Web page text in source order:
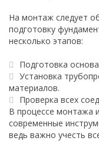
На монтаж следует
подготовку
несколько этапов:
Подготовка
Установка
материалов.
Проверка всех
В процессе монтажа
современные
ведь важно учесть